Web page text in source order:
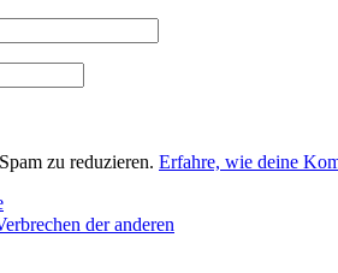
zu reduzieren. Erfahre, wie deine
der anderen